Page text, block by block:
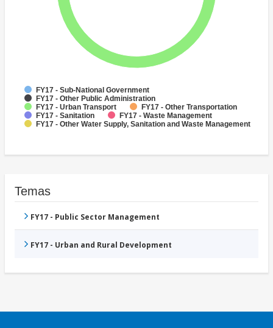
FY17 - Sub-National Government
FY17 - Other Public Administration
FY17 - Urban Transport
FY17 - Other Transportation
FY17 - Sanitation
FY17 - Waste Management
FY17 - Other Water Supply, Sanitation and Waste Management
Temas
FY17 - Public Sector Management
FY17 - Urban and Rural Development